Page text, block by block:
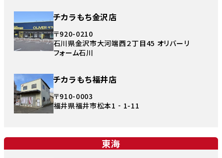
チカラもち金沢店
〒920-0210
石川県金沢市大河端西２丁目45 オリバーリ
フォーム石川
チカラもち福井店
〒910-0003
福井県福井市松本1‐1-11
東海